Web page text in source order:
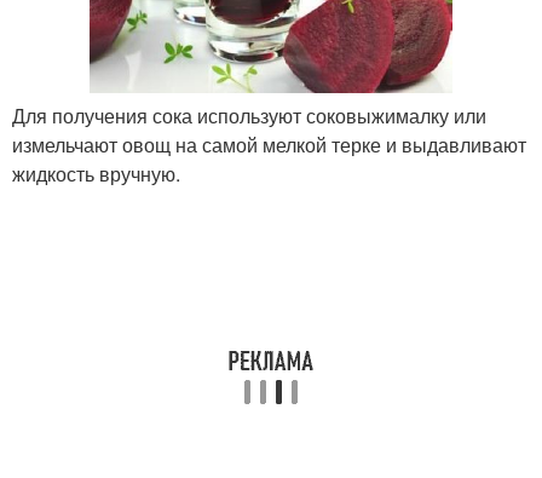
Для получения сока используют соковыжималку или
измельчают овощ на самой мелкой терке и выдавливают
жидкость вручную.